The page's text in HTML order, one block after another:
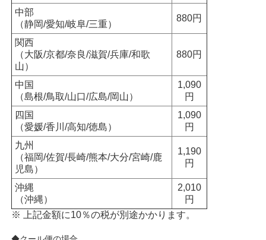
中部
（静岡/愛知/岐阜/三重）
880円
関西
（大阪/京都/奈良/滋賀/兵庫/和歌
山）
880円
中国
（島根/鳥取/山口/広島/岡山）
1,090
円
四国
（愛媛/香川/高知/徳島）
1,090
円
九州
（福岡/佐賀/長崎/熊本/大分/宮崎/鹿
児島）
1,190
円
沖縄
（沖縄）
2,010
円
※ 上記金額に10％の税が別途かかります。